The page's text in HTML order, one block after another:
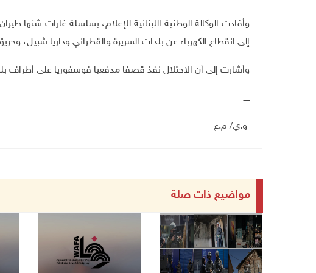
وأفادت الوكالة الوطنية اللبنانية للإعلام، بسلسلة غارات شنها
إلى انقطاع الكهرباء عن بلدات السريرة والقطراني وداريا شبيل،
وأشارت إلى أن الاحتلال نفذ قصفا مدفعيا فوسفوريا على أطراف
ـــــ
و.ي/ م.ع
مواضيع ذات صلة